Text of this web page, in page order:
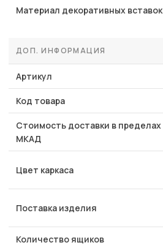
Материал декоративных вставок
ДОП. ИНФОРМАЦИЯ
Артикул
Код товара
Стоимость доставки в пределах
МКАД
Цвет каркаса
Поставка изделия
Количество ящиков